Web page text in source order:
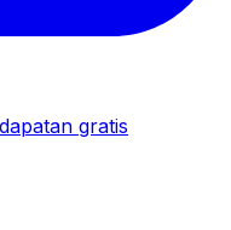
gratis